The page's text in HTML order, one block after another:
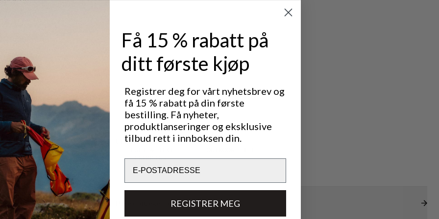
en
ekstremt
enkel å
og
smuss.
Utmerket for
TREKKING
Bærekraftsegenskaper
Få 15 % rabatt på
ditt første kjøp
Registrer deg for vårt nyhetsbrev og
få 15 % rabatt på din første
bestilling. Få nyheter,
produktlanseringer og eksklusive
tilbud rett i innboksen din.
REGISTRER MEG